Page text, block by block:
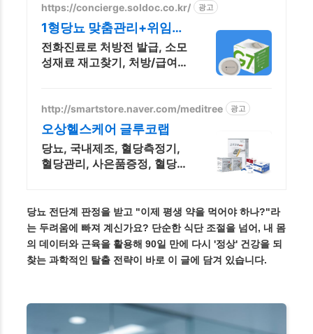
https://concierge.soldoc.co.kr/ 광고
1형당뇨 맞춤관리+위임청
구 재처방 주기 무료알림
전화진료로 처방전 발급, 소모
성재료 재고찾기, 처방/급여
http://smartstore.naver.com/meditree 광고
오상헬스케어 글루코랩
당뇨, 국내제조, 혈당측정기,
혈당관리, 사은품증정, 혈당전
당뇨 전단계 판정을 받고 "이제 평생 약을 먹어야 하나?"라
는 두려움에 빠져 계신가요? 단순한 식단 조절을 넘어, 내 몸
의 데이터와 근육을 활용해 90일 만에 다시 '정상' 건강을 되
찾는 과학적인 탈출 전략이 바로 이 글에 담겨 있습니다.